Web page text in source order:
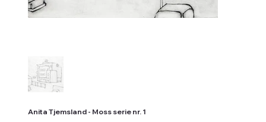
Anita Tjemsland - Moss serie nr. 1